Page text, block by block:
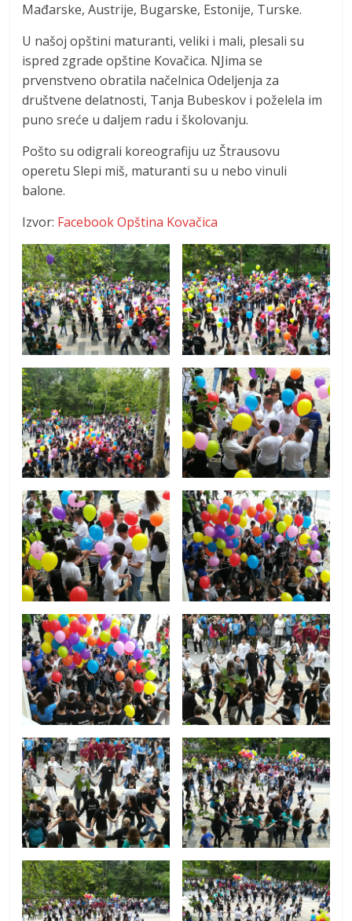
Mađarske, Austrije, Bugarske, Estonije, Turske.
U našoj opštini maturanti, veliki i mali, plesali su
ispred zgrade opštine Kovačica. NJima se
prvenstveno obratila načelnica Odeljenja za
društvene delatnosti, Tanja Bubeskov i poželela im
puno sreće u daljem radu i školovanju.
Pošto su odigrali koreografiju uz Štrausovu
operetu Slepi miš, maturanti su u nebo vinuli
balone.
Izvor: Facebook Opština Kovačica